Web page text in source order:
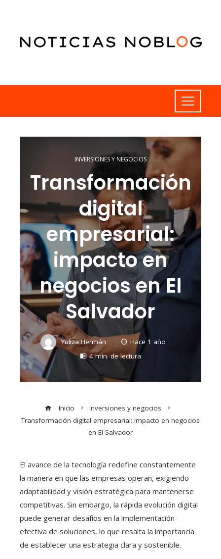
INVERSIONES Y NEGOCIOS
Transformación
digital
empresarial:
impacto en
negocios en El
Salvador
Yuliza Hermán
Hace 1 año
4 min. de lectura
Inicio
Inversiones y negocios
Transformación digital empresarial: impacto en negocios
en El Salvador
El avance de la tecnología redefine constantemente
la manera en que las empresas operan, exigiendo
adaptabilidad y visión estratégica para mantenerse
competitivas. Sin embargo, la rápida evolución digital
puede generar desafíos en la implementación
efectiva de soluciones, lo que resalta la importancia
de establecer una estrategia clara y sostenible.